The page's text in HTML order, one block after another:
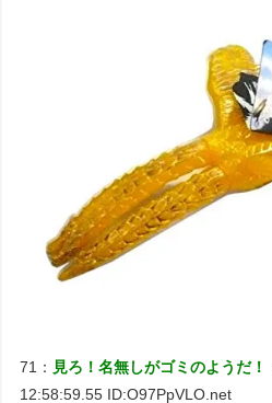
71： 見ろ！名無しがゴミのようだ！
12:58:59.55 ID:O97PpVLO.net